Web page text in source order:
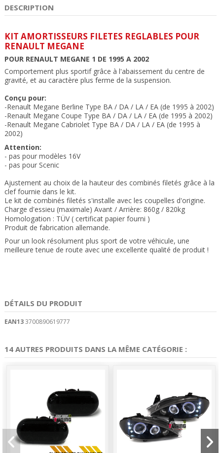
DESCRIPTION
KIT AMORTISSEURS FILETES REGLABLES POUR
RENAULT MEGANE
POUR RENAULT MEGANE 1 DE 1995 A 2002
Comportement plus sportif grâce à l'abaissement du centre de
gravité, et au caractère plus ferme de la suspension.
Conçu pour:
-Renault Megane Berline Type BA / DA / LA / EA (de 1995 à 2002)
-Renault Megane Coupe Type BA / DA / LA / EA (de 1995 à 2002)
-Renault Megane Cabriolet Type BA / DA / LA / EA (de 1995 à
2002)
Attention:
- pas pour modèles 16V
- pas pour Scenic
Ajustement au choix de la hauteur des combinés filetés grâce à la
clef fournie dans le kit.
Le kit de combinés filetés s'installe avec les coupelles d'origine.
Charge d'essieu (maximale) Avant / Arrière: 860g / 820kg
Homologation : TÜV ( certificat papier fourni )
Produit de fabrication allemande.
Pour un look résolument plus sport de votre véhicule, une
meilleure tenue de route avec une excellente qualité de produit !
DÉTAILS DU PRODUIT
EAN133700890619777
14 AUTRES PRODUITS DANS LA MÊME CATÉGORIE :